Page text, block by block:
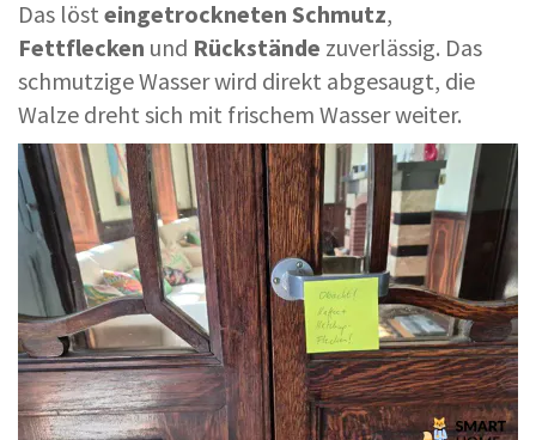
Das löst eingetrockneten Schmutz,
Fettflecken und Rückstände zuverlässig. Das
schmutzige Wasser wird direkt abgesaugt, die
Walze dreht sich mit frischem Wasser weiter.